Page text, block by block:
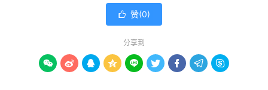
 赞(0)
分享到
        